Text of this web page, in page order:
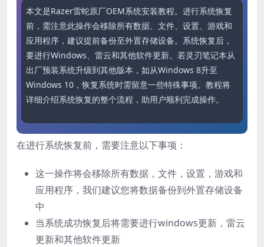
本文是Razer雷蛇原厂OEM系统安装教程。进行系统恢复
前，需注意此操作会移除所有数据、文件、设置、游戏和
应用程序，建议提前备份至外置存储设备。系统恢复后，
要进行Windows、雷云和其他软件更新。若灵刃笔记本从
出厂预装系统升级到其他版本，如从Windows 8升至
Windows 10，恢复系统时需留意一些特殊事项。教程将
详细介绍系统恢复的整个流程，助用户顺利完成操作。
在进行系统恢复前，需要注意以下事项：
这一操作将会移除所有数据，文件，设置，游戏和
应用程序，我们建议您将数据备份到外置存储设备
中
当系统成功恢复后将需要进行windows更新，雷云
更新和其他软件更新